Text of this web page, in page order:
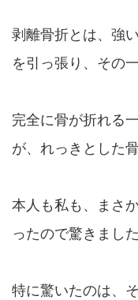
剥離骨折とは、強
を引っ張り、その
完全に骨が折れる
が、れっきとした
本人も私も、まさ
ったので驚きました
特に驚いたのは、